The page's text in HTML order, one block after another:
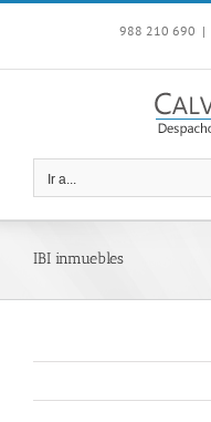
contenido
988 210 690 |
Ir a...
IBI inmuebles